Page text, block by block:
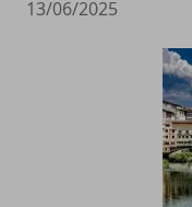
13/06/2025